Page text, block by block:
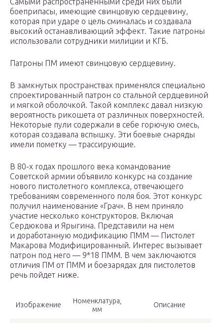
боеприпасы, имеющие свинцовую сердцевину,
которая при ударе о цель сминалась и создавала
высокий останавливающий эффект. Такие патроны
использовали сотрудники милиции и КГБ.
Патроны ПМ имеют свинцовую сердцевину.
В замкнутых пространствах применялся специально
спроектированный патрон со стальной сердцевиной
и мягкой оболочкой. Такой комплекс давал низкую
вероятность рикошета от различных поверхностей.
Некоторые пули содержали в себе горючую смесь,
которая создавала вспышку. Эти боевые снаряды
имели пометку — трассирующие.
В 80-х годах прошлого века командование
Советской армии объявило конкурс на создание
нового пистолетного комплекса, отвечающего
требованиям современного поля боя. Этот конкурс
получил наименование «Грач». В нем приняло
участие несколько конструкторов. Включая
Сердюкова и Ярыгина. Представили на нем
и доработанную модификацию ПММ — Пистолет
Макарова Модифицированный. Интерес вызывает
патрон под него — 9*18 ПММ. В чем заключаются
отличия ПМ от ПММ и боезарядах для пистолетов
речь пойдет ниже.
Изображение
Номенклатура,
мм
Описание